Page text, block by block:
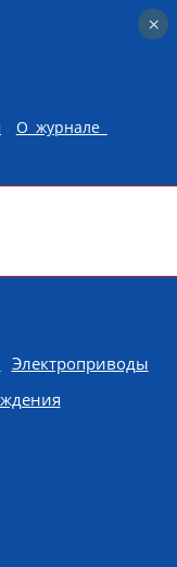
О журнале
Электроприводы
×
×